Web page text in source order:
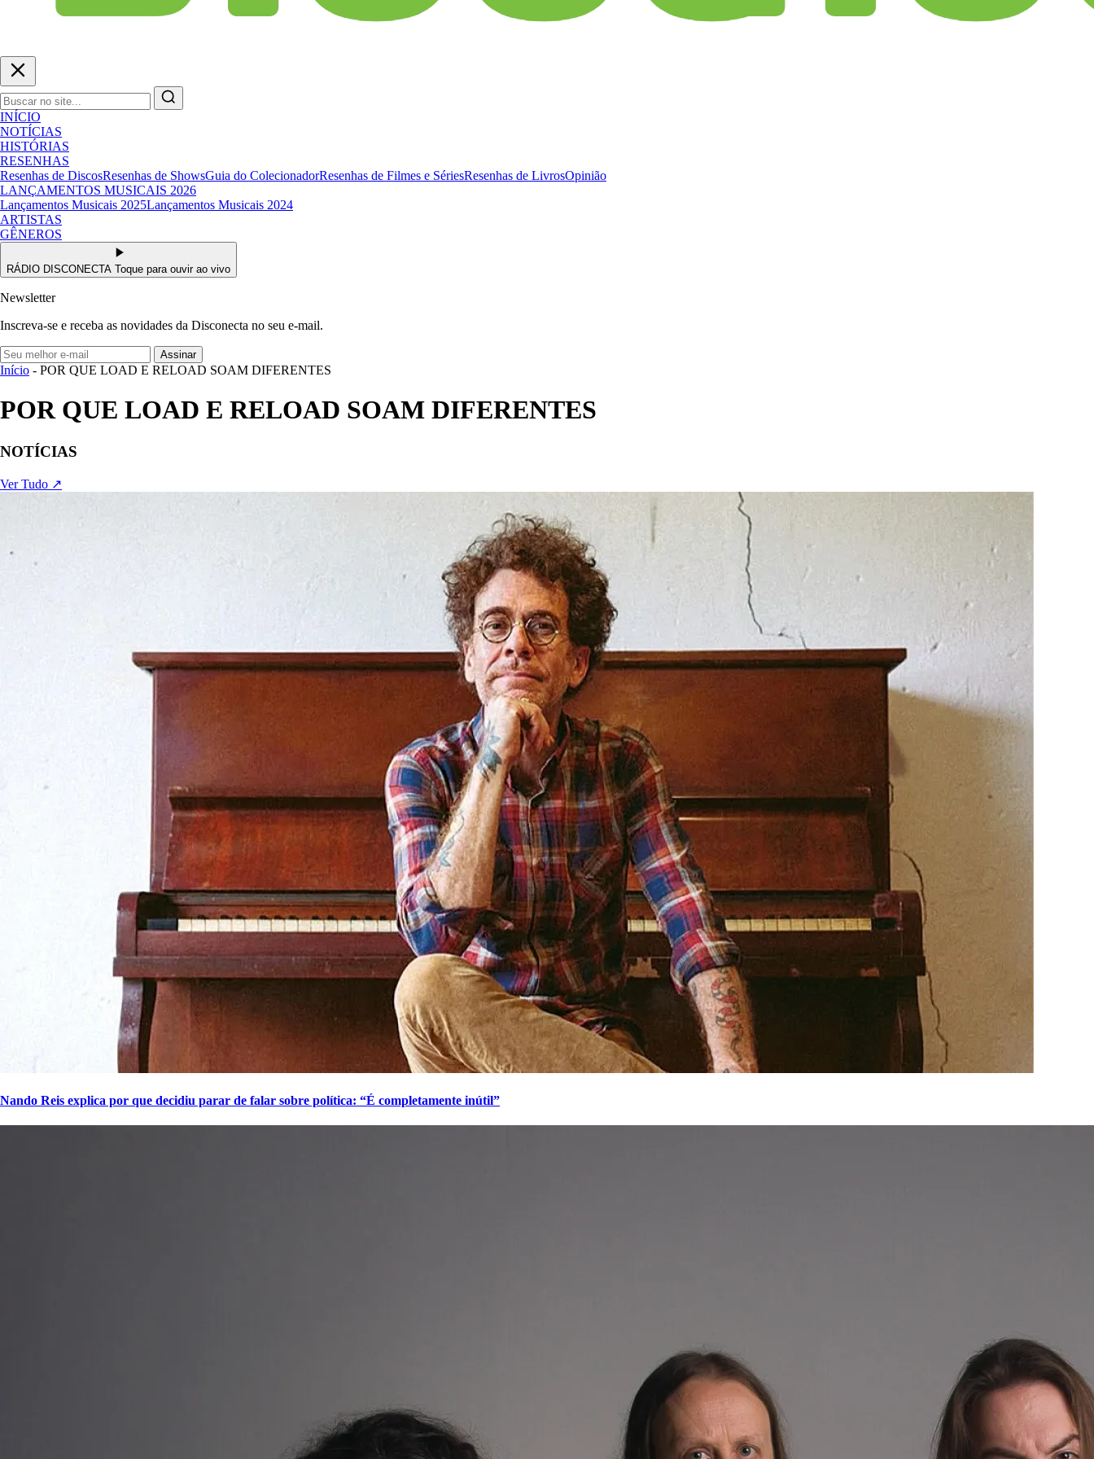
INÍCIO
NOTÍCIAS
HISTÓRIAS
RESENHAS
Resenhas de DiscosResenhas de ShowsGuia do ColecionadorResenhas de Filmes e SériesResenhas de LivrosOpinião
LANÇAMENTOS MUSICAIS 2026
Lançamentos Musicais 2025Lançamentos Musicais 2024
ARTISTAS
GÊNEROS
RÁDIO DISCONECTA Toque para ouvir ao vivo
Newsletter
Inscreva-se e receba as novidades da Disconecta no seu e-mail.
Assinar
Início - POR QUE LOAD E RELOAD SOAM DIFERENTES
POR QUE LOAD E RELOAD SOAM DIFERENTES
NOTÍCIAS
Ver Tudo ↗
Nando Reis explica por que decidiu parar de falar sobre política: “É completamente inútil”